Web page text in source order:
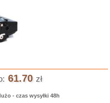
61.70 zł
- czas wysyłki 48h